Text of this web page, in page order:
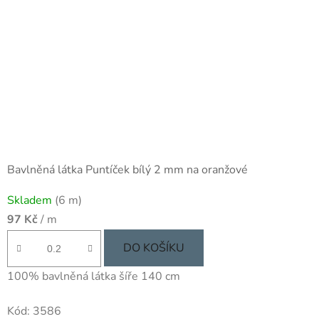
Bavlněná látka Puntíček bílý 2 mm na oranžové
Skladem (6 m)
97 Kč/ m
DO KOŠÍKU
100% bavlněná látka šíře 140 cm
Kód: 3586